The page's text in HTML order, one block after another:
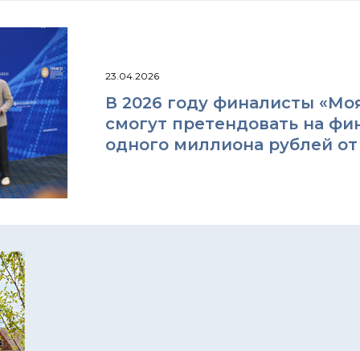
23.04.2026
В 2026 году финалисты
смогут претендовать на
одного миллиона рублей